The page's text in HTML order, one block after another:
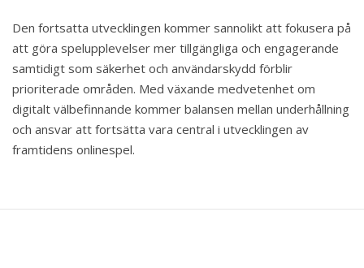
Den fortsatta utvecklingen kommer sannolikt att fokusera på
att göra spelupplevelser mer tillgängliga och engagerande
samtidigt som säkerhet och användarskydd förblir
prioriterade områden. Med växande medvetenhet om
digitalt välbefinnande kommer balansen mellan underhållning
och ansvar att fortsätta vara central i utvecklingen av
framtidens onlinespel.